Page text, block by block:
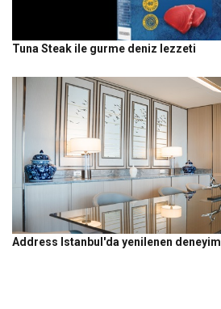
Tuna Steak ile gurme deniz lezzeti
Address Istanbul'da yenilenen deneyim